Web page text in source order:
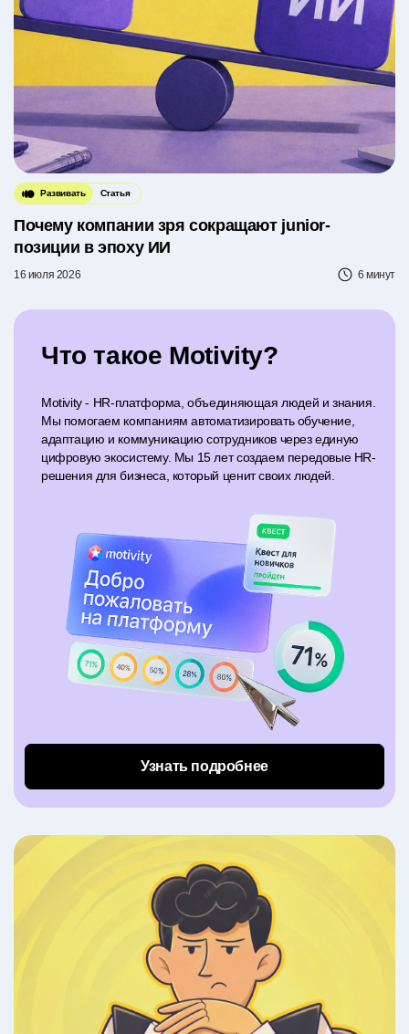
Развивать Статья
Почему компании зря сокращают junior-
позиции в эпоху ИИ
16 июля 2026 6 минут
Что такое Motivity?
Motivity - HR-платформа, объединяющая людей и знания.
Мы помогаем компаниям автоматизировать обучение,
адаптацию и коммуникацию сотрудников через единую
цифровую экосистему. Мы 15 лет создаем передовые HR-
решения для бизнеса, который ценит своих людей.
Узнать подробнее